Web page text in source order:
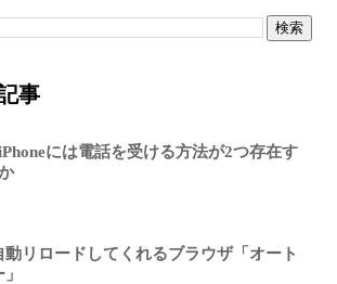
事
には電話を受ける方法が2つ存在す
リロードしてくれるブラウザ「オート